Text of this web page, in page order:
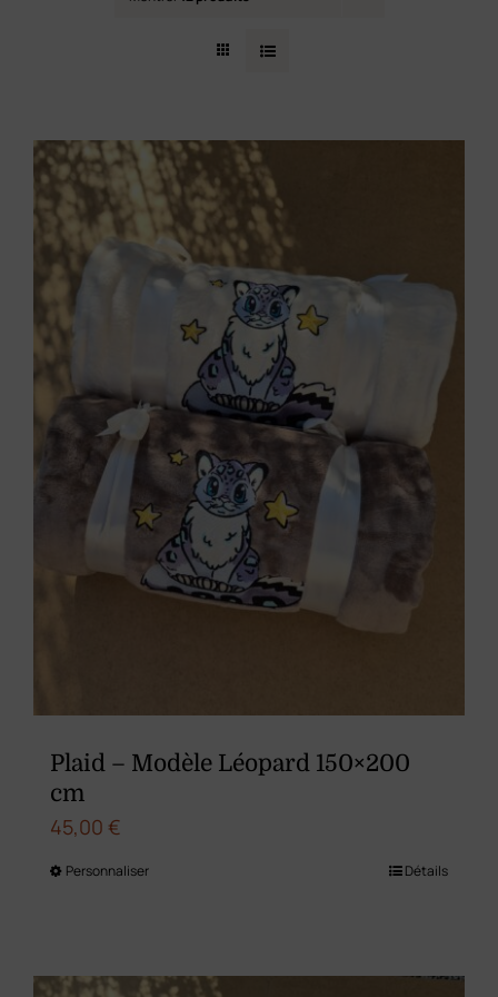
Contact
Plaid – Modèle Léopard 150×200
cm
45,00 €
PersonnaliserCe
plusieurs
Détails